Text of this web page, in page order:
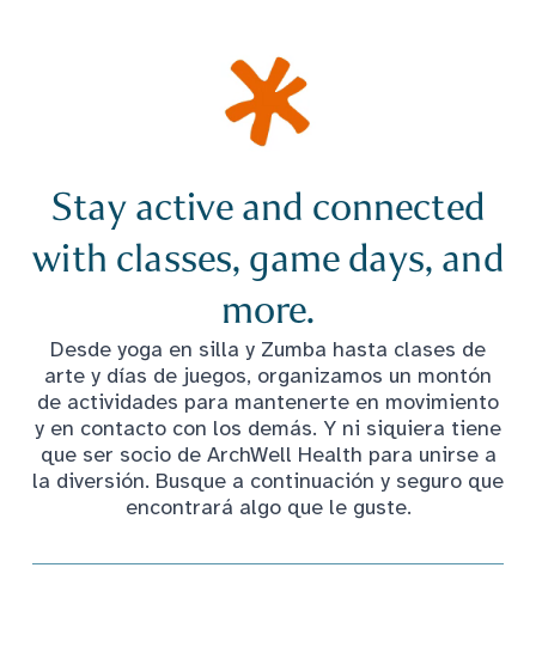
Stay active and connected
with classes, game days, and
more.
Desde yoga en silla y Zumba hasta clases de
arte y días de juegos, organizamos un montón
de actividades para mantenerte en movimiento
y en contacto con los demás. Y ni siquiera tiene
que ser socio de ArchWell Health para unirse a
la diversión. Busque a continuación y seguro que
encontrará algo que le guste.